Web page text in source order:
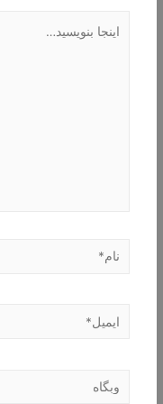
بنویسید…
نام*
ایمیل*
وبگاه